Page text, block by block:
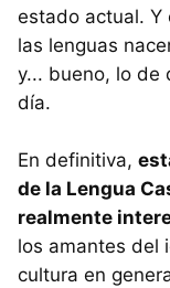
estado actual. Y
las lenguas
y... bueno, lo de
día.
En definitiva,
de la Lengua
realmente
los amantes del
cultura en